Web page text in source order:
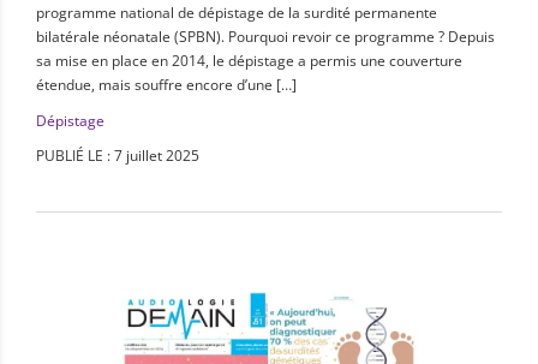
programme national de dépistage de la surdité permanente
bilatérale néonatale (SPBN). Pourquoi revoir ce programme ? Depuis
sa mise en place en 2014, le dépistage a permis une couverture
étendue, mais souffre encore d’une […]
Dépistage
PUBLIÉ LE : 7 juillet 2025